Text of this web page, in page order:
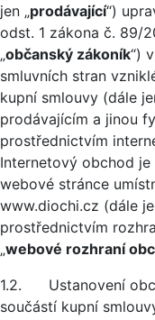
jen „prodávající“)
odst. 1 zákona č. 89/
„občanský zákoník“)
smluvních stran
kupní smlouvy (dále
prodávajícím a jinou
prostřednictvím
Internetový obchod
webové stránce
www.diochi.cz (dále
prostřednictvím
„webové rozhraní
1.2. Ustanovení
součástí kupní